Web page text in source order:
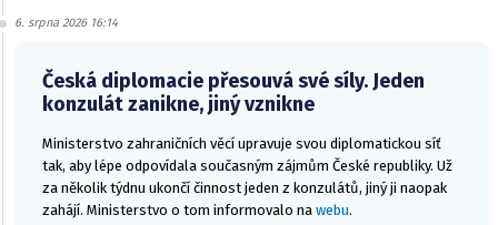
6. srpna 2026 16:14
Česká diplomacie přesouvá své síly. Jeden
konzulát zanikne, jiný vznikne
Ministerstvo zahraničních věcí upravuje svou diplomatickou síť
tak, aby lépe odpovídala současným zájmům České republiky. Už
za několik týdnu ukončí činnost jeden z konzulátů, jiný ji naopak
zahájí. Ministerstvo o tom informovalo na webu.